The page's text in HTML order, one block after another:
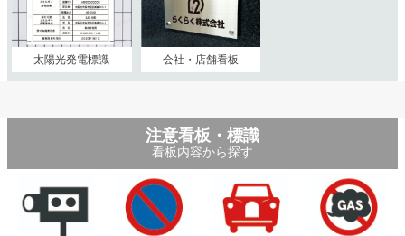
太陽光発電標識 会社・店舗看板
注意看板・標識
看板内容から探す